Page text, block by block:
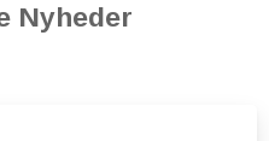
Nyheder